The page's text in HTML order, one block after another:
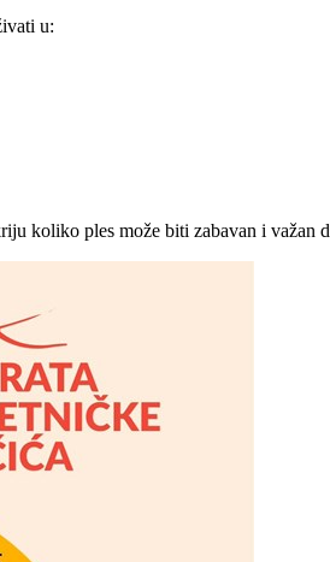
u:
koliko ples može biti zabavan i